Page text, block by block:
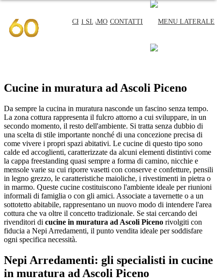
CHI SIAMO CONTATTI
Cucine in muratura ad Ascoli Piceno
Da sempre la cucina in muratura nasconde un fascino senza tempo.
La zona cottura rappresenta il fulcro attorno a cui sviluppare, in un
secondo momento, il resto dell'ambiente. Si tratta senza dubbio di
una scelta di stile importante nonché di una concezione precisa di
come vivere i propri spazi abitativi. Le cucine di questo tipo sono
calde ed accoglienti, caratterizzate da alcuni elementi distintivi come
la cappa freestanding quasi sempre a forma di camino, nicchie e
mensole varie su cui riporre vasetti con conserve e confetture, pensili
in legno grezzo, le caratteristiche maioliche, i rivestimenti in pietra o
in marmo. Queste cucine costituiscono l'ambiente ideale per riunioni
informali di famiglia o con gli amici. Associate a tavernette o a un
sottotetto abitabile, rappresentano un nuovo modo di intendere l'area
cottura che va oltre il concetto tradizionale. Se stai cercando dei
rivenditori di cucine in muratura ad Ascoli Piceno rivolgiti con
fiducia a Nepi Arredamenti, il punto vendita ideale per soddisfare
ogni specifica necessità.
Nepi Arredamenti: gli specialisti in cucine
in muratura ad Ascoli Piceno